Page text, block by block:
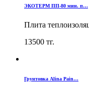
ЭКОТЕРМ ПП-80 мин. п…
Плита
13500 тг.
Грунтовка Alina Pain…